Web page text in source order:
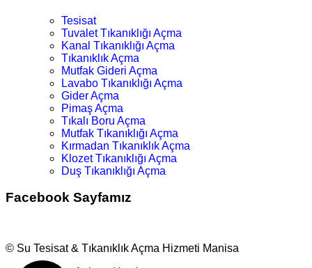
Tesisat
Tuvalet Tıkanıklığı Açma
Kanal Tıkanıklığı Açma
Tıkanıklık Açma
Mutfak Gideri Açma
Lavabo Tıkanıklığı Açma
Gider Açma
Pimaş Açma
Tıkalı Boru Açma
Mutfak Tıkanıklığı Açma
Kırmadan Tıkanıklık Açma
Klozet Tıkanıklığı Açma
Duş Tıkanıklığı Açma
Facebook Sayfamız
© Su Tesisat & Tıkanıklık Açma Hizmeti Manisa